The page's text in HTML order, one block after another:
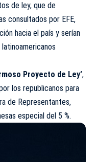
de ley, que de
consultados por EFE,
hacia el país y serían
Proyecto de Ley’,
los republicanos para
de Representantes,
especial del 5 %.